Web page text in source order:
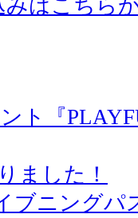
みはこちら
ト『
ました！
ブニング